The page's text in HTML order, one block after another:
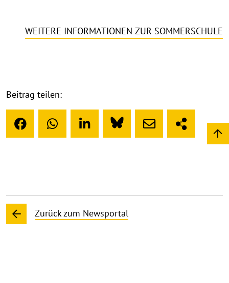
WEITERE INFORMATIONEN ZUR SOMMERSCHULE
Beitrag teilen:
Zurück zum Newsportal